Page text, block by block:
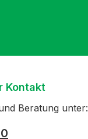
Kontakt
Beratung unter: